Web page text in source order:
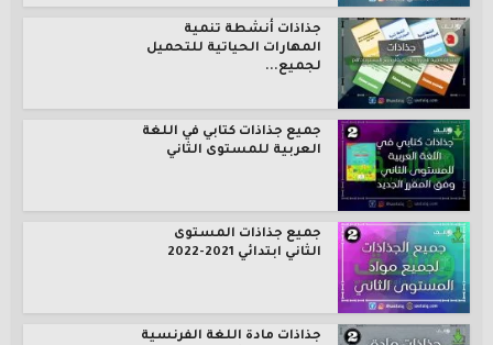
جذاذات أنشطة تنمية
المهارات الحياتية للتحميل
لجميع...
جميع جذاذات كتابي في اللغة
العربية للمستوى الثاني
جميع جذاذات المستوى
الثاني ابتدائي 2021-2022
جذاذات مادة اللغة الفرنسية